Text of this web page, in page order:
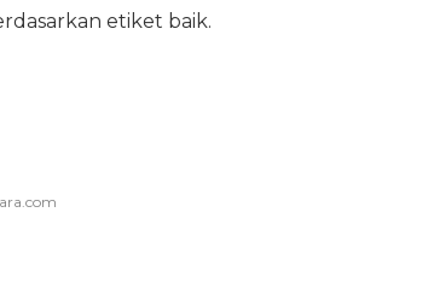
etiket baik.